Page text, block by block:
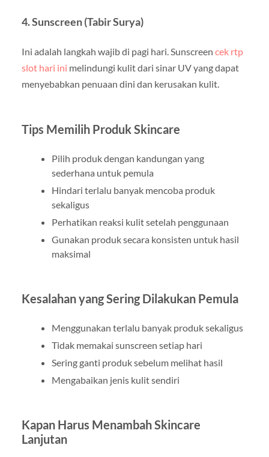
4. Sunscreen (Tabir Surya)
Ini adalah langkah wajib di pagi hari. Sunscreen cek rtp
slot hari ini melindungi kulit dari sinar UV yang dapat
menyebabkan penuaan dini dan kerusakan kulit.
Tips Memilih Produk Skincare
Pilih produk dengan kandungan yang
sederhana untuk pemula
Hindari terlalu banyak mencoba produk
sekaligus
Perhatikan reaksi kulit setelah penggunaan
Gunakan produk secara konsisten untuk hasil
maksimal
Kesalahan yang Sering Dilakukan Pemula
Menggunakan terlalu banyak produk sekaligus
Tidak memakai sunscreen setiap hari
Sering ganti produk sebelum melihat hasil
Mengabaikan jenis kulit sendiri
Kapan Harus Menambah Skincare
Lanjutan